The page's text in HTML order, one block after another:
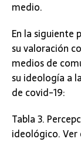
medio.
En la siguiente
su valoración
medios de
su ideología a
de covid-19:
Tabla 3.
ideológico. Ver